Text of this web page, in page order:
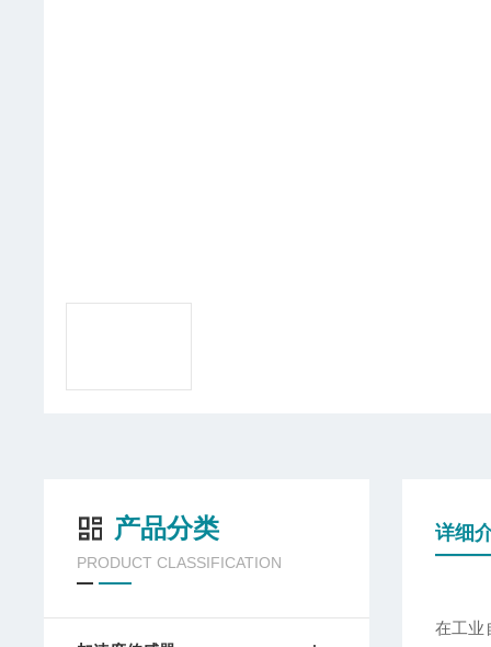
详细
在工业
产品分类
PRODUCT CLASSIFICATION